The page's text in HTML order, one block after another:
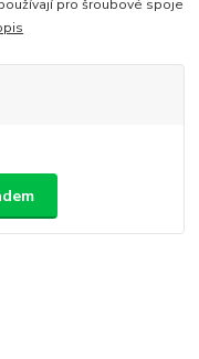
pro šroubové spoje